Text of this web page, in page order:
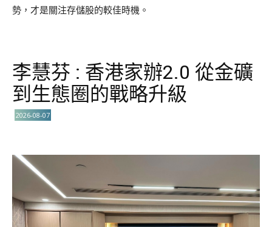
勢，才是關注存儲股的較佳時機。
李慧芬 : 香港家辦2.0 從金礦
到生態圈的戰略升級
2026-08-07